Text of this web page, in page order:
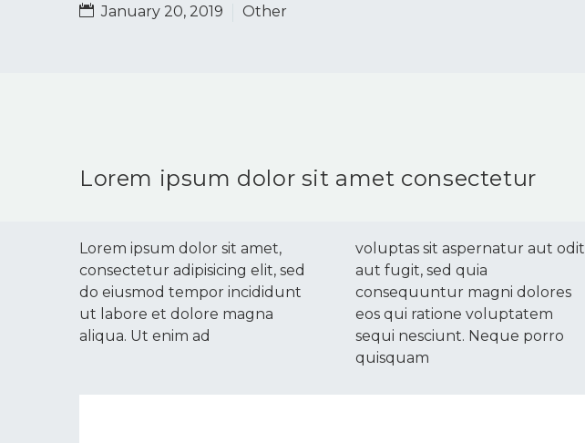
January 20, 2019 Other
Lorem ipsum dolor sit amet consectetur
Lorem ipsum dolor sit amet,
consectetur adipisicing elit, sed
do eiusmod tempor incididunt
ut labore et dolore magna
aliqua. Ut enim ad
voluptas sit aspernatur aut odit
aut fugit, sed quia
consequuntur magni dolores
eos qui ratione voluptatem
sequi nesciunt. Neque porro
quisquam